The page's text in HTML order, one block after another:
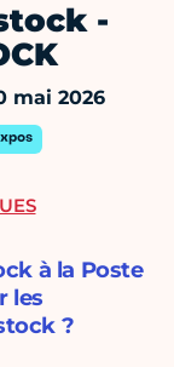
-
mai 2026
à la Poste
les
?